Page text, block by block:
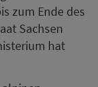
zum Ende des
Sachsen
hat